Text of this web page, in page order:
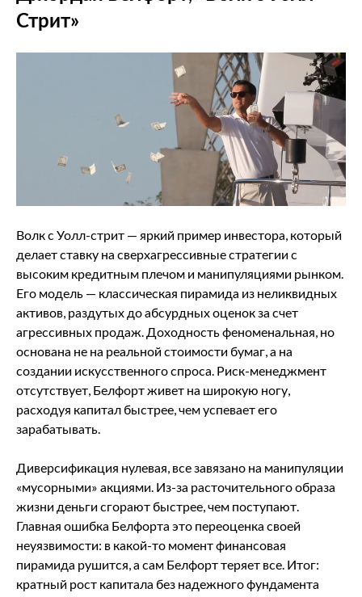
Стрит»
Волк с Уолл-стрит — яркий пример инвестора, который
делает ставку на сверхагрессивные стратегии с
высоким кредитным плечом и манипуляциями рынком.
Его модель — классическая пирамида из неликвидных
активов, раздутых до абсурдных оценок за счет
агрессивных продаж. Доходность феноменальная, но
основана не на реальной стоимости бумаг, а на
создании искусственного спроса. Риск-менеджмент
отсутствует, Белфорт живет на широкую ногу,
расходуя капитал быстрее, чем успевает его
зарабатывать.
Диверсификация нулевая, все завязано на манипуляции
«мусорными» акциями. Из-за расточительного образа
жизни деньги сгорают быстрее, чем поступают.
Главная ошибка Белфорта это переоценка своей
неуязвимости: в какой-то момент финансовая
пирамида рушится, а сам Белфорт теряет все. Итог:
кратный рост капитала без надежного фундамента